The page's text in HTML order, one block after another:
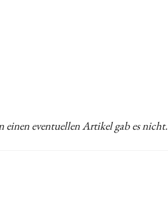
eventuellen Artikel gab es nicht.